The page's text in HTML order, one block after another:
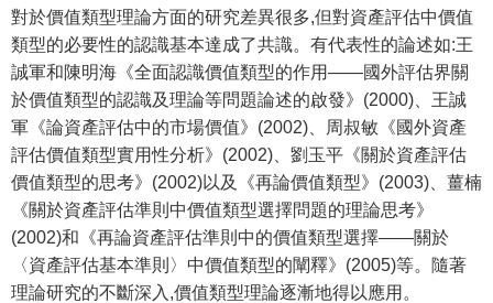
對於價值類型理論方面的研究差異很多,但對資產評估中價值
類型的必要性的認識基本達成了共識。有代表性的論述如:王
誠軍和陳明海《全面認識價值類型的作用——國外評估界關
於價值類型的認識及理論等問題論述的啟發》(2000)、王誠
軍《論資產評估中的市場價值》(2002)、周叔敏《國外資產
評估價值類型實用性分析》(2002)、劉玉平《關於資產評估
價值類型的思考》(2002)以及《再論價值類型》(2003)、薑楠
《關於資產評估準則中價值類型選擇問題的理論思考》
(2002)和《再論資產評估準則中的價值類型選擇——關於
〈資產評估基本準則〉中價值類型的闡釋》(2005)等。隨著
理論研究的不斷深入,價值類型理論逐漸地得以應用。